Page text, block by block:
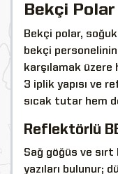
Bekçi Polar
Bekçi polar,
bekçi personelinin
karşılamak üzere
3 iplik yapısı ve
sıcak tutar hem
Reflektörlü
Sağ göğüs ve
yazıları bulunur;